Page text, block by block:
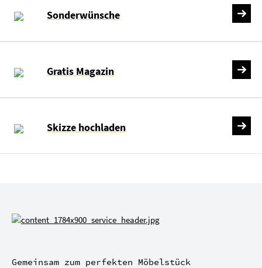
Sonderwünsche
Gratis Magazin
Skizze hochladen
Gemeinsam zum perfekten Möbelstück